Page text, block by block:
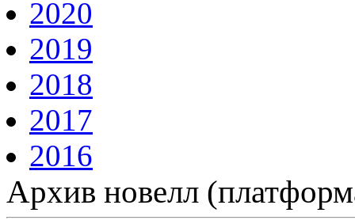
2020
2019
2018
2017
2016
Архив новелл